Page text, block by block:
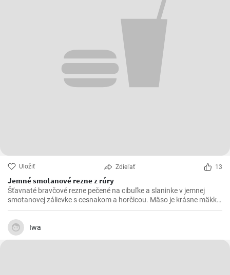
Uložiť Zdieľať 13
Jemné smotanové rezne z rúry
Šťavnaté bravčové rezne pečené na cibuľke a slaninke v jemnej
smotanovej zálievke s cesnakom a horčicou. Mäso je krásne mäkké
a doslova sa rozpadá.
Iwa